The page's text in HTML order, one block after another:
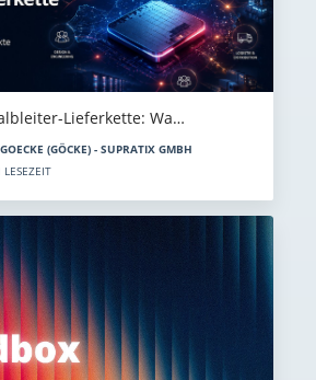
Lieferkette: Wa…
(GÖCKE) - SUPRATIX GMBH